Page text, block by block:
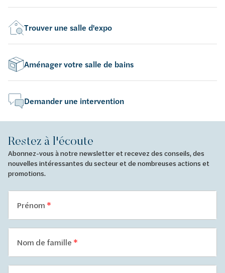
Trouver une salle d'expo
Aménager votre salle de bains
Demander une intervention
Restez à l'écoute
Abonnez-vous à notre newsletter et recevez des conseils, des
nouvelles intéressantes du secteur et de nombreuses actions et
promotions.
Prénom
Nom de famille